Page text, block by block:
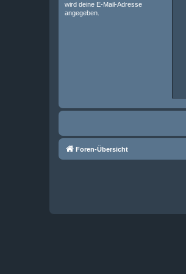
wird deine E-Mail-Adresse
angegeben.
Foren-Übersicht